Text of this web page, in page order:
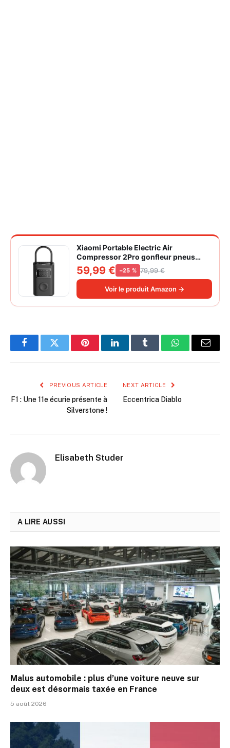
Xiaomi Portable Electric Air
Compressor 2Pro gonfleur pneus
voiture | ±1PSI Contrôle pression
pneus, 45s gonflage rapide, batterie
longue durée, avec éclairage, grand
cylindre à air 27 mm
59,99 € −25 % 79,99 €
Voir le produit Amazon →
FacebookTwitter PinterestLinkedInTumblr WhatsAppEmail
PREVIOUS ARTICLE
F1 : Une 11e écurie présente à
Silverstone !
NEXT ARTICLE
Eccentrica Diablo
Elisabeth Studer
A LIRE AUSSI
Malus automobile : plus d’une voiture neuve sur
deux est désormais taxée en France
5 août 2026